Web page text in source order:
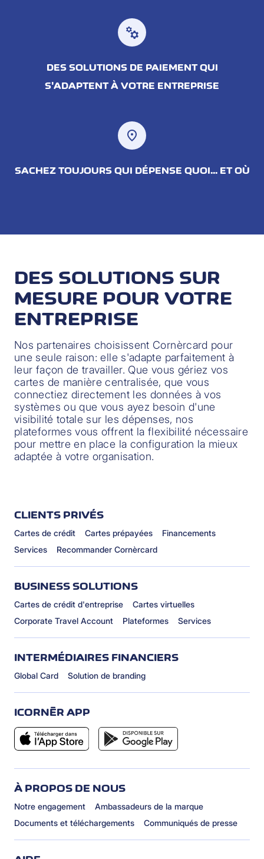
manufacturing
DES SOLUTIONS DE PAIEMENT QUI
S'ADAPTENT À VOTRE ENTREPRISE
location_on
SACHEZ TOUJOURS QUI DÉPENSE QUOI... ET OÙ
DES SOLUTIONS SUR
MESURE POUR VOTRE
ENTREPRISE
Nos partenaires choisissent Cornèrcard pour
une seule raison: elle s'adapte parfaitement à
leur façon de travailler. Que vous gériez vos
cartes de manière centralisée, que vous
connectiez directement les données à vos
systèmes ou que vous ayez besoin d'une
visibilité totale sur les dépenses, nos
plateformes vous offrent la flexibilité nécessaire
pour mettre en place la configuration la mieux
adaptée à votre organisation.
CLIENTS PRIVÉS
Cartes de crédit Cartes prépayées
Financements
Services
Recommander Cornèrcard
BUSINESS SOLUTIONS
Cartes de crédit d'entreprise
Cartes virtuelles
Corporate Travel Account
Plateformes Services
INTERMÉDIAIRES FINANCIERS
Global Card Solution de branding
ICORNÈR APP
À PROPOS DE NOUS
Notre engagement
Ambassadeurs de la marque
Documents et téléchargements
Communiqués de presse